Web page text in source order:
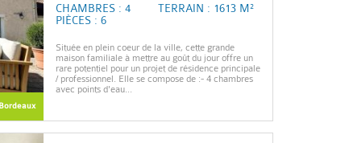
CHAMBRES : 4
TERRAIN : 1613 M²
PIÈCES : 6
Située en plein coeur de la ville, cette grande
maison familiale à mettre au goût du jour offre un
rare potentiel pour un projet de résidence principale
/ professionnel. Elle se compose de :- 4 chambres
avec points d'eau...